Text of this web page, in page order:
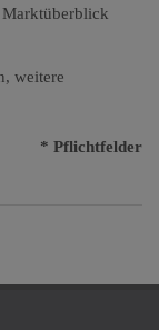
weitere
* Pflichtfelder